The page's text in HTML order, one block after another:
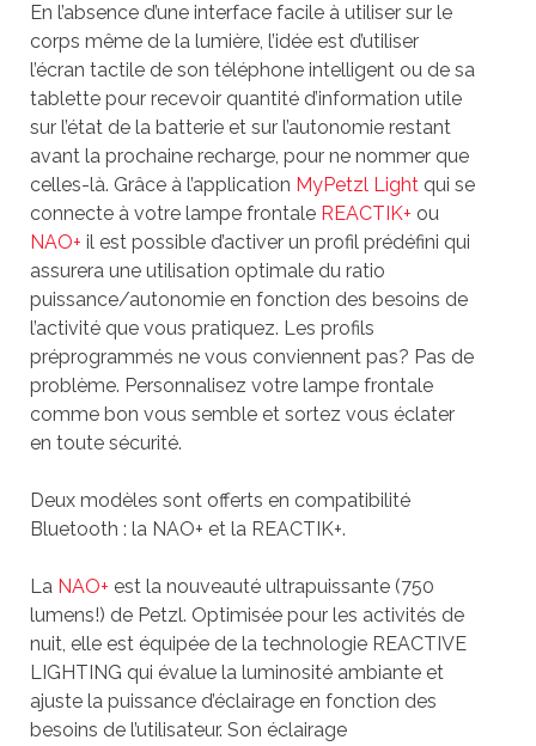
En l’absence d’une interface facile à utiliser sur le
corps même de la lumière, l’idée est d’utiliser
l’écran tactile de son téléphone intelligent ou de sa
tablette pour recevoir quantité d’information utile
sur l’état de la batterie et sur l’autonomie restant
avant la prochaine recharge, pour ne nommer que
celles-là. Grâce à l’application MyPetzl Lightqui se
connecte à votre lampe frontale REACTIK+ ou
NAO+ il est possible d’activer un profil prédéfini qui
assurera une utilisation optimale du ratio
puissance/autonomie en fonction des besoins de
l’activité que vous pratiquez. Les profils
préprogrammés ne vous conviennent pas? Pas de
problème. Personnalisez votre lampe frontale
comme bon vous semble et sortez vous éclater
en toute sécurité.
Deux modèles sont offerts en compatibilité
Bluetooth : la NAO+ et la REACTIK+.
La NAO+ est la nouveauté ultrapuissante (750
lumens!) de Petzl. Optimisée pour les activités de
nuit, elle est équipée de la technologie REACTIVE
LIGHTING qui évalue la luminosité ambiante et
ajuste la puissance d’éclairage en fonction des
besoins de l’utilisateur. Son éclairage